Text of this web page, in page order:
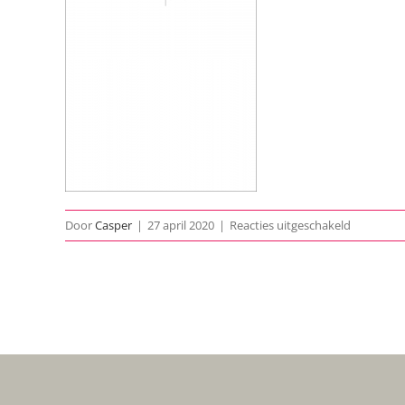
DoorCasper | 27 april 2020 | Reacties uitgeschakeld
1933-